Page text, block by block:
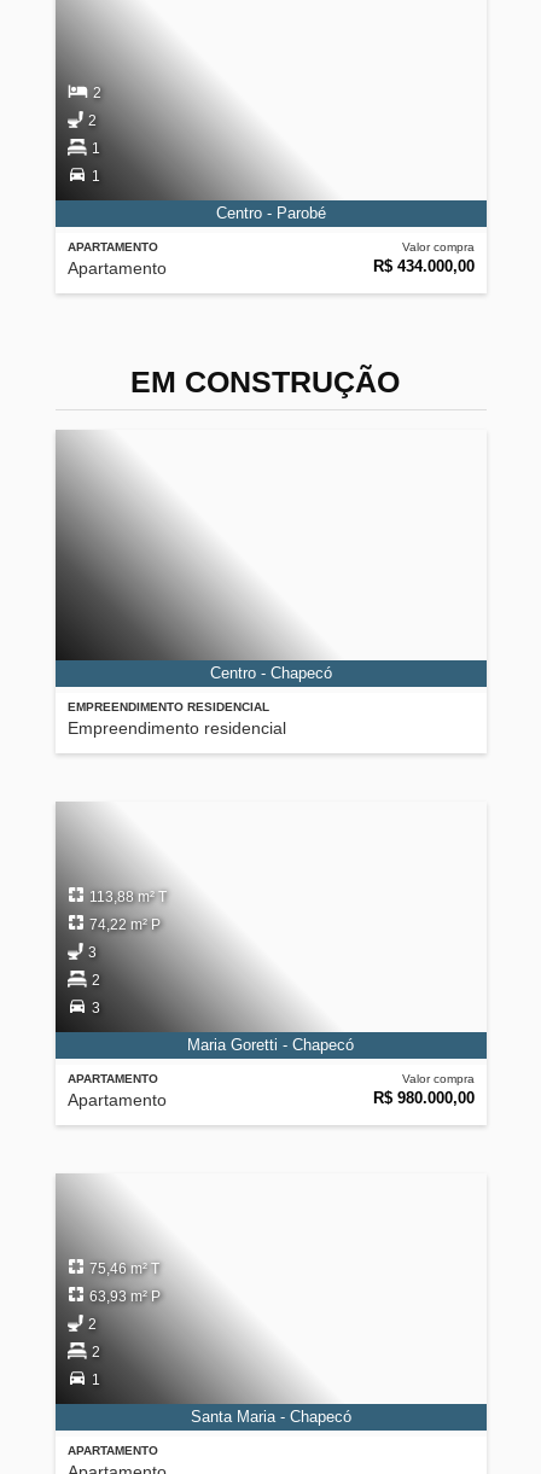
APARTAMENTO
Apartamento
Valor compra
R$ 434.000,00
2
2
1
1
Centro - Parobé
EM CONSTRUÇÃO
EMPREENDIMENTO RESIDENCIAL
Empreendimento residencial
Centro - Chapecó
APARTAMENTO
Apartamento
Valor compra
R$ 980.000,00
113,88 m² T
74,22 m² P
3
2
3
Maria Goretti - Chapecó
APARTAMENTO
75,46 m² T
63,93 m² P
2
2
1
Santa Maria - Chapecó